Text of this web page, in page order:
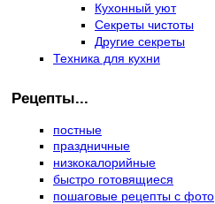
Кухонный уют
Секреты чистоты
Другие секреты
Техника для кухни
Рецепты...
постные
праздничные
низкокалорийные
быстро готовящиеся
пошаговые рецепты с фото